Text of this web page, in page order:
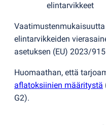
elintarvikkeet
elintarvikkeiden
asetuksen (EU) 2023/
Huomaathan, että
aflatoksiinien määritystä
G2).